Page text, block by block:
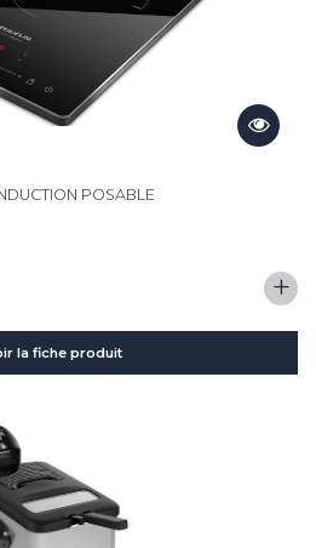
POSABLE
+
la fiche produit